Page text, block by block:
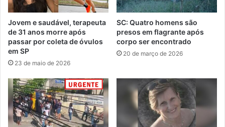
Jovem e saudável, terapeuta
de 31 anos morre após
passar por coleta de óvulos
em SP
23 de maio de 2026
SC: Quatro homens são
presos em flagrante após
corpo ser encontrado
20 de março de 2026